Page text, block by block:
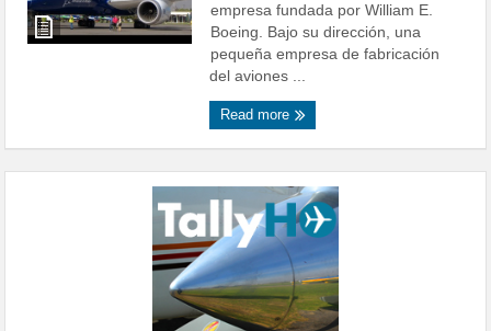
empresa fundada por William E.
Boeing. Bajo su dirección, una
pequeña empresa de fabricación
del aviones ...
Read more